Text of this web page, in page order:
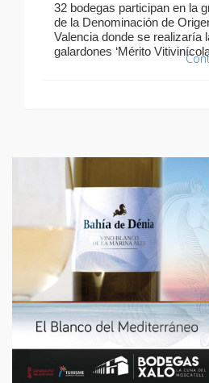
32 bodegas participan en la
de la Denominación de
Valencia donde se realizaría
galardones ‘Mérito